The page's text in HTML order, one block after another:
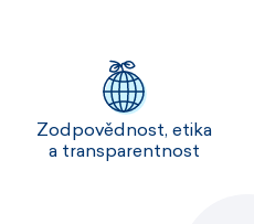
Zodpovědnost, etika
a transparentnost